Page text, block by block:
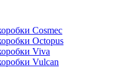
Cosmec
Octopus
Viva
Vulcan